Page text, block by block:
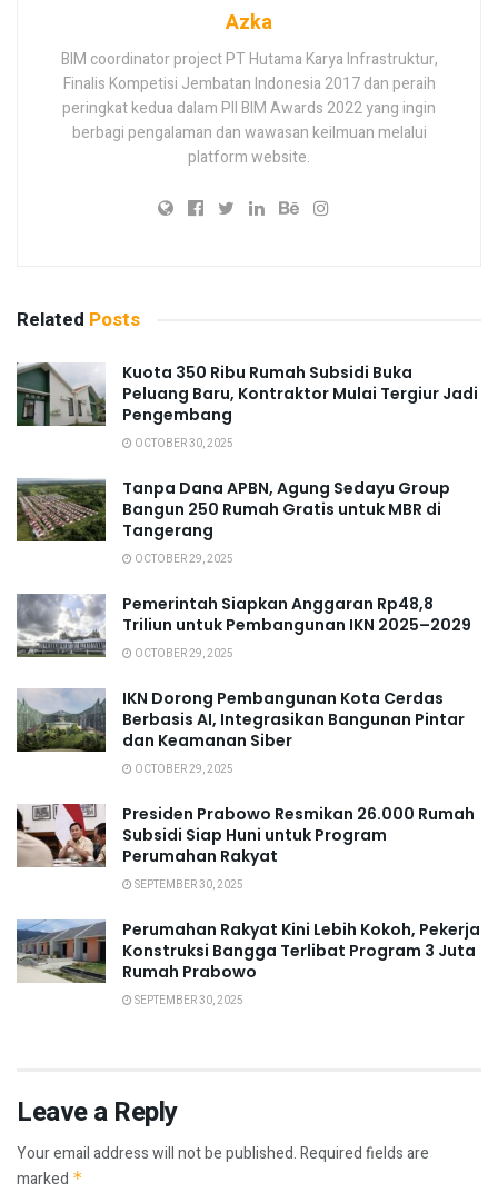
Azka
BIM coordinator project PT Hutama Karya Infrastruktur,
Finalis Kompetisi Jembatan Indonesia 2017 dan peraih
peringkat kedua dalam PII BIM Awards 2022 yang ingin
berbagi pengalaman dan wawasan keilmuan melalui
platform website.
Related Posts
Kuota 350 Ribu Rumah Subsidi Buka
Peluang Baru, Kontraktor Mulai Tergiur Jadi
Pengembang
OCTOBER 30, 2025
Tanpa Dana APBN, Agung Sedayu Group
Bangun 250 Rumah Gratis untuk MBR di
Tangerang
OCTOBER 29, 2025
Pemerintah Siapkan Anggaran Rp48,8
Triliun untuk Pembangunan IKN 2025–2029
OCTOBER 29, 2025
IKN Dorong Pembangunan Kota Cerdas
Berbasis AI, Integrasikan Bangunan Pintar
dan Keamanan Siber
OCTOBER 29, 2025
Presiden Prabowo Resmikan 26.000 Rumah
Subsidi Siap Huni untuk Program
Perumahan Rakyat
SEPTEMBER 30, 2025
Perumahan Rakyat Kini Lebih Kokoh, Pekerja
Konstruksi Bangga Terlibat Program 3 Juta
Rumah Prabowo
SEPTEMBER 30, 2025
Leave a Reply
Your email address will not be published.Required fields are
marked *